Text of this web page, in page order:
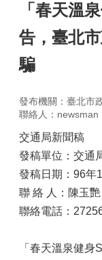
「春天溫
告，臺北
騙
發布機關：臺北市
聯絡人：newsman
交通局新聞稿
發稿單位：交通
發稿日期：96年
聯 絡 人：陳玉艷
聯絡電話：
「春天溫泉健